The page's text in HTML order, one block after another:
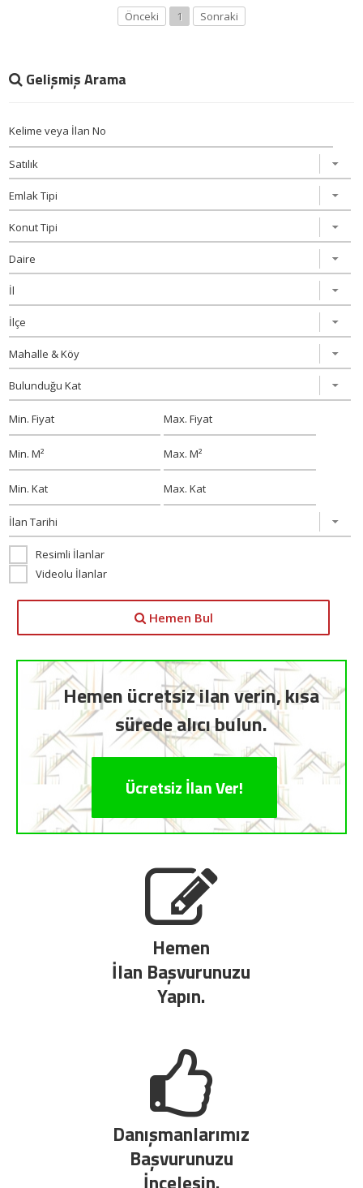
Önceki 1 Sonraki
Gelişmiş Arama
Resimli İlanlar
Videolu İlanlar
Hemen Bul
Hemen ücretsiz ilan verin, kısa
sürede alıcı bulun.
Ücretsiz İlan Ver!
Hemen
İlan Başvurunuzu
Yapın.
Danışmanlarımız
Başvurunuzu